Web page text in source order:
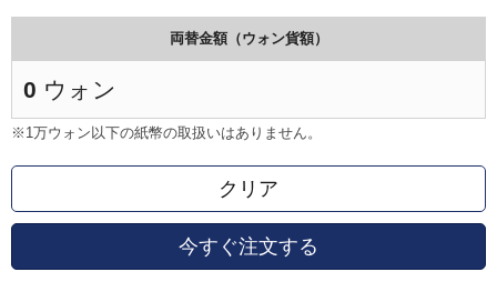
両替金額（ウォン貨額）
0 ウォン
※1万ウォン以下の紙幣の取扱いはありません。
クリア
今すぐ注文する